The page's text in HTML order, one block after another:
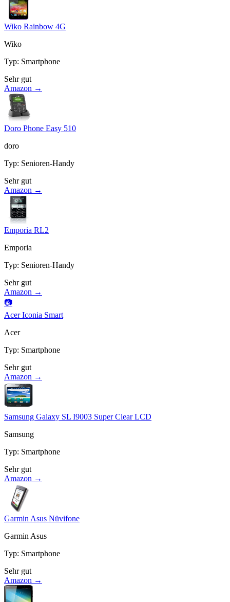
Wiko Rainbow 4G
Wiko
Typ: Smartphone
Sehr gut
Amazon →
Doro Phone Easy 510
doro
Typ: Senioren-Handy
Sehr gut
Amazon →
Emporia RL2
Emporia
Typ: Senioren-Handy
Sehr gut
Amazon →
📷
Acer Iconia Smart
Acer
Typ: Smartphone
Sehr gut
Amazon →
Samsung Galaxy SL I9003 Super Clear LCD
Samsung
Typ: Smartphone
Sehr gut
Amazon →
Garmin Asus Nüvifone
Garmin Asus
Typ: Smartphone
Sehr gut
Amazon →